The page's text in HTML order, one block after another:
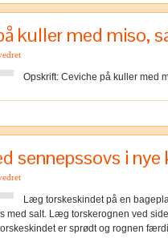
kuller med miso,
Opskrift: Ceviche på kuller med
sennepssovs i
Læg torskeskindet på en
med salt. Læg torskerognen ved
er sprødt og rognen